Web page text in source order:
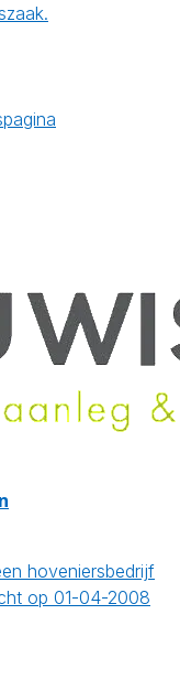
hoveniersbedrijf
op 01-04-2008